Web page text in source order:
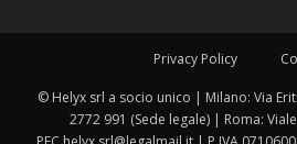
Privacy Policy
© Helyx srl a socio unico | Milano: Via
2772 991 (Sede legale) | Roma: